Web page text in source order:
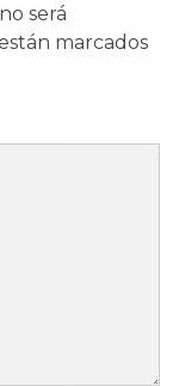
será
marcados